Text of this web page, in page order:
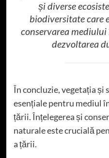
și diverse
biodiversitate care
conservarea
dezvoltarea
În concluzie, vegetația
esențiale pentru mediul
țării. Înțelegerea și
naturale este crucială
a țării.